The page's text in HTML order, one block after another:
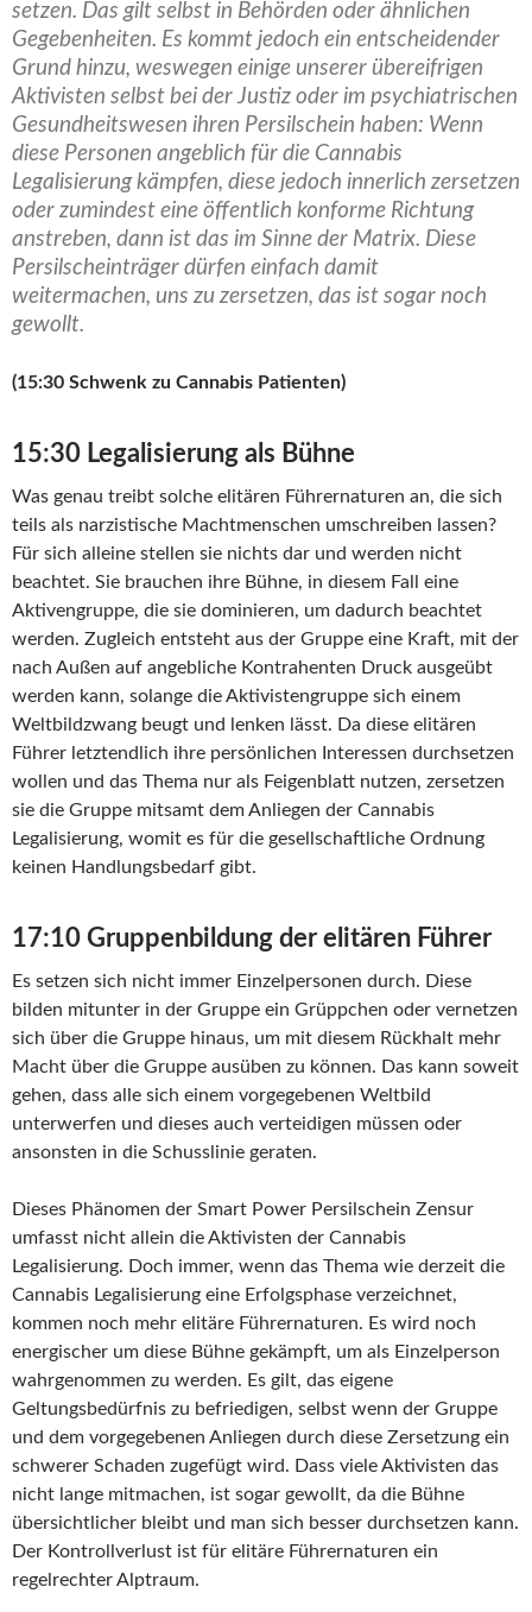
setzen. Das gilt selbst in Behörden oder ähnlichen
Gegebenheiten. Es kommt jedoch ein entscheidender
Grund hinzu, weswegen einige unserer übereifrigen
Aktivisten selbst bei der Justiz oder im psychiatrischen
Gesundheitswesen ihren Persilschein haben: Wenn
diese Personen angeblich für die Cannabis
Legalisierung kämpfen, diese jedoch innerlich zersetzen
oder zumindest eine öffentlich konforme Richtung
anstreben, dann ist das im Sinne der Matrix. Diese
Persilscheinträger dürfen einfach damit
weitermachen, uns zu zersetzen, das ist sogar noch
gewollt.
(15:30 Schwenk zu Cannabis Patienten)
15:30 Legalisierung als Bühne
Was genau treibt solche elitären Führernaturen an, die sich
teils als narzistische Machtmenschen umschreiben lassen?
Für sich alleine stellen sie nichts dar und werden nicht
beachtet. Sie brauchen ihre Bühne, in diesem Fall eine
Aktivengruppe, die sie dominieren, um dadurch beachtet
werden. Zugleich entsteht aus der Gruppe eine Kraft, mit der
nach Außen auf angebliche Kontrahenten Druck ausgeübt
werden kann, solange die Aktivistengruppe sich einem
Weltbildzwang beugt und lenken lässt. Da diese elitären
Führer letztendlich ihre persönlichen Interessen durchsetzen
wollen und das Thema nur als Feigenblatt nutzen, zersetzen
sie die Gruppe mitsamt dem Anliegen der Cannabis
Legalisierung, womit es für die gesellschaftliche Ordnung
keinen Handlungsbedarf gibt.
17:10 Gruppenbildung der elitären Führer
Es setzen sich nicht immer Einzelpersonen durch. Diese
bilden mitunter in der Gruppe ein Grüppchen oder vernetzen
sich über die Gruppe hinaus, um mit diesem Rückhalt mehr
Macht über die Gruppe ausüben zu können. Das kann soweit
gehen, dass alle sich einem vorgegebenen Weltbild
unterwerfen und dieses auch verteidigen müssen oder
ansonsten in die Schusslinie geraten.
Dieses Phänomen der Smart Power Persilschein Zensur
umfasst nicht allein die Aktivisten der Cannabis
Legalisierung. Doch immer, wenn das Thema wie derzeit die
Cannabis Legalisierung eine Erfolgsphase verzeichnet,
kommen noch mehr elitäre Führernaturen. Es wird noch
energischer um diese Bühne gekämpft, um als Einzelperson
wahrgenommen zu werden. Es gilt, das eigene
Geltungsbedürfnis zu befriedigen, selbst wenn der Gruppe
und dem vorgegebenen Anliegen durch diese Zersetzung ein
schwerer Schaden zugefügt wird. Dass viele Aktivisten das
nicht lange mitmachen, ist sogar gewollt, da die Bühne
übersichtlicher bleibt und man sich besser durchsetzen kann.
Der Kontrollverlust ist für elitäre Führernaturen ein
regelrechter Alptraum.